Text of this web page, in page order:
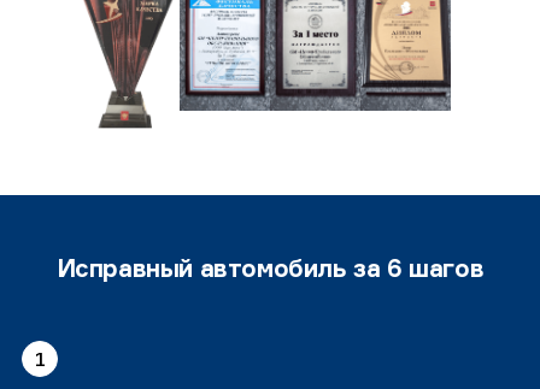
Исправный автомобиль за 6 шагов
1